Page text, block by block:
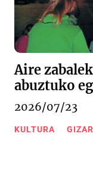
Aire
abuztuko
2026/07/23
KULTURA